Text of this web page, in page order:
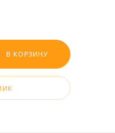
В КОРЗИНУ